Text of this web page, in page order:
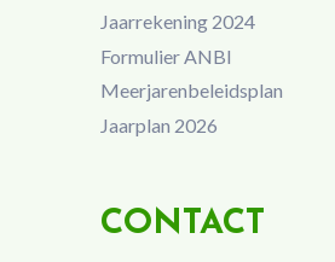
Jaarrekening 2024
Formulier ANBI
Meerjarenbeleidsplan
Jaarplan 2026
CONTACT